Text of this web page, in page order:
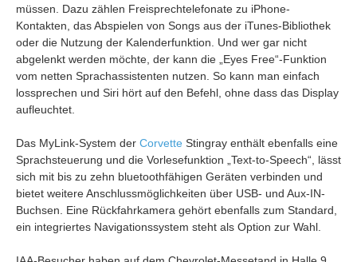
müssen. Dazu zählen Freisprechtelefonate zu iPhone-
Kontakten, das Abspielen von Songs aus der iTunes-Bibliothek
oder die Nutzung der Kalenderfunktion. Und wer gar nicht
abgelenkt werden möchte, der kann die „Eyes Free“-Funktion
vom netten Sprachassistenten nutzen. So kann man einfach
lossprechen und Siri hört auf den Befehl, ohne dass das Display
aufleuchtet.
Das MyLink-System der Corvette Stingray enthält ebenfalls eine
Sprachsteuerung und die Vorlesefunktion „Text-to-Speech“, lässt
sich mit bis zu zehn bluetoothfähigen Geräten verbinden und
bietet weitere Anschlussmöglichkeiten über USB- und Aux-IN-
Buchsen. Eine Rückfahrkamera gehört ebenfalls zum Standard,
ein integriertes Navigationssystem steht als Option zur Wahl.